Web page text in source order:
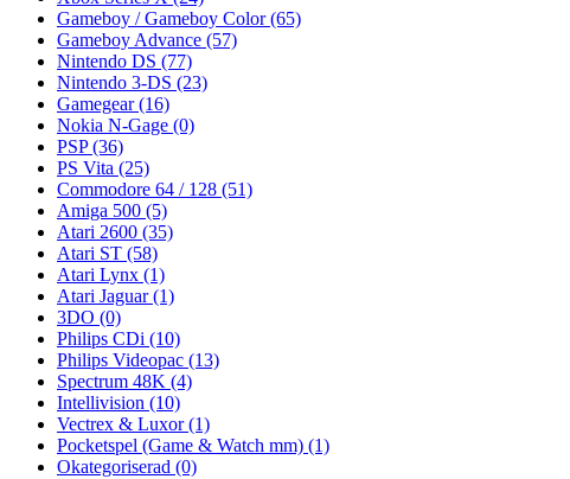
Gameboy / Gameboy Color(65)
Gameboy Advance (57)
Nintendo DS (77)
Nintendo 3-DS (23)
Gamegear(16)
Nokia N-Gage (0)
PSP(36)
PS Vita (25)
Commodore 64 / 128 (51)
Amiga 500 (5)
Atari 2600 (35)
Atari ST (58)
Atari Lynx (1)
Atari Jaguar(1)
3DO (0)
Philips CDi (10)
Philips Videopac (13)
Spectrum 48K (4)
Intellivision (10)
Vectrex & Luxor(1)
Pocketspel (Game & Watch mm) (1)
Okategoriserad (0)